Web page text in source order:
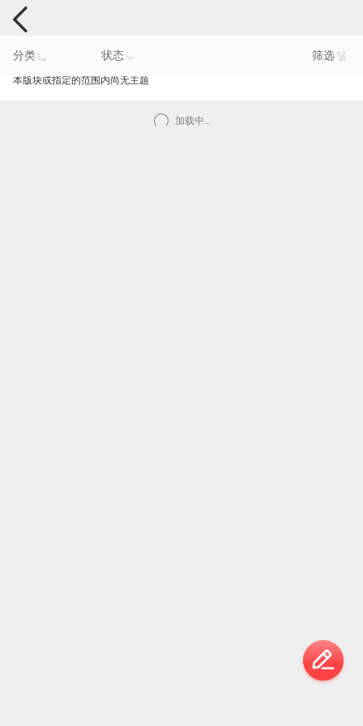
手机反馈
分类 状态 筛选
本版块或指定的范围内尚无主题
加载中..